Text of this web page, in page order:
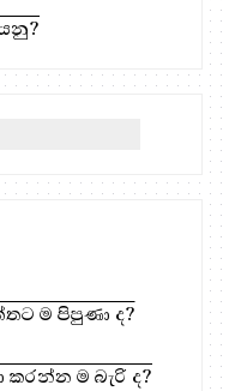
යනු?
ම පිපුණා ද?
කරන්න ම බැරි ද?